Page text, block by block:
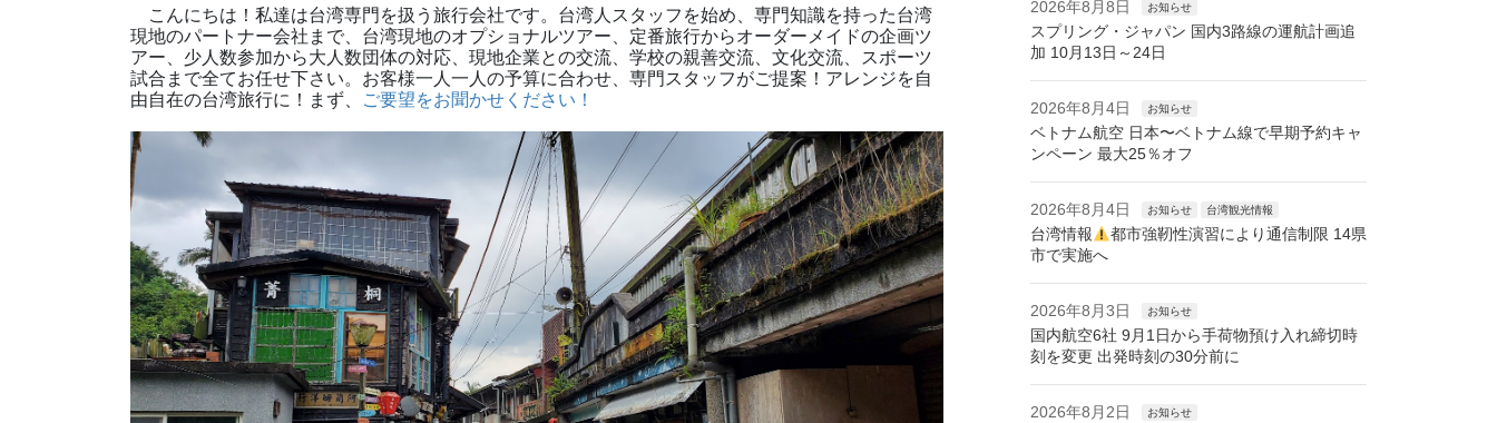
こんにちは！私達は台湾専門を扱う旅行会社です。台湾人スタッフを始め、専門知識を持った台湾
現地のパートナー会社まで、台湾現地のオプショナルツアー、定番旅行からオーダーメイドの企画ツ
アー、少人数参加から大人数団体の対応、現地企業との交流、学校の親善交流、文化交流、スポーツ
試合まで全てお任せ下さい。 お客様一人一人の予算に合わせ、専門スタッフがご提案！アレンジを自
由自在の台湾旅行に！まず、
ご要望をお聞かせください！
2026年8月8日 お知らせ
スプリング・ジャパン 国内3路線の運航計画追
加 10月13日～24日
2026年8月4日 お知らせ
ベトナム航空 日本〜ベトナム線で早期予約キャ
ンペーン 最大25％オフ
2026年8月4日 お知らせ 台湾観光情報
台湾情報
都市強靭性演習により通信制限 14県
市で実施へ
2026年8月3日 お知らせ
国内航空6社 9月1日から手荷物預け入れ締切時
刻を変更 出発時刻の30分前に
2026年8月2日 お知らせ